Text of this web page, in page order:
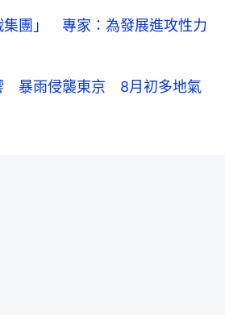
集團」 專家：為發展進攻性力
暴雨侵襲東京 8月初多地氣